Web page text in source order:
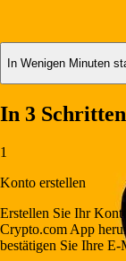
In Wenigen Minuten
In 3
1
Konto erstellen
Erstellen Sie Ihr
Crypto.com App
bestätigen Sie Ihre E-